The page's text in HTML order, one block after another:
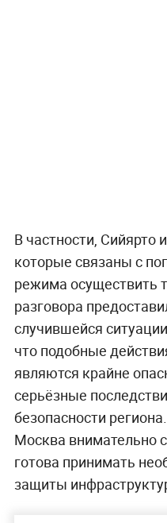
В частности, Сийярто
которые связаны с
режима осуществить
разговора
случившейся
что подобные
являются крайне
серьёзные
безопасности
Москва внимательно
готова принимать
защиты